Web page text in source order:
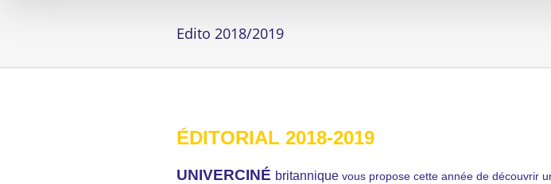
Edito 2018/2019
ÉDITORIAL 2018-2019
UNIVERCINÉ britannique vous propose cette année de découvrir